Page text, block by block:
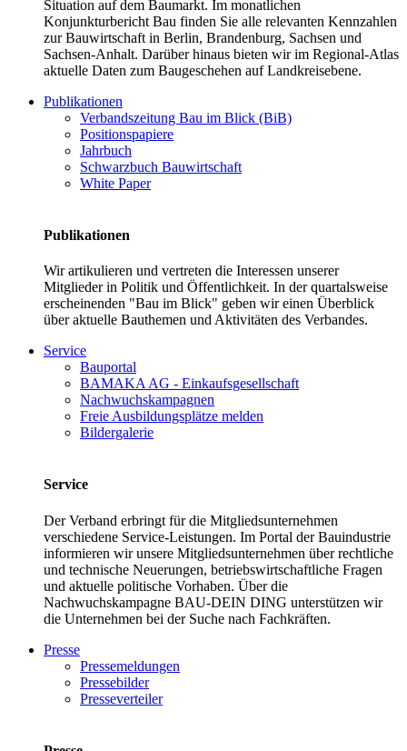
Situation auf dem Baumarkt. Im monatlichen
Konjunkturbericht Bau finden Sie alle relevanten Kennzahlen
zur Bauwirtschaft in Berlin, Brandenburg, Sachsen und
Sachsen-Anhalt. Darüber hinaus bieten wir im Regional-Atlas
aktuelle Daten zum Baugeschehen auf Landkreisebene.
Publikationen
Verbandszeitung Bau im Blick (BiB)
Positionspapiere
Jahrbuch
Schwarzbuch Bauwirtschaft
White Paper
Publikationen
Wir artikulieren und vertreten die Interessen unserer
Mitglieder in Politik und Öffentlichkeit. In der quartalsweise
erscheinenden "Bau im Blick" geben wir einen Überblick
über aktuelle Bauthemen und Aktivitäten des Verbandes.
Service
Bauportal
BAMAKA AG - Einkaufsgesellschaft
Nachwuchskampagnen
Freie Ausbildungsplätze melden
Bildergalerie
Service
Der Verband erbringt für die Mitgliedsunternehmen
verschiedene Service-Leistungen. Im Portal der Bauindustrie
informieren wir unsere Mitgliedsunternehmen über rechtliche
und technische Neuerungen, betriebswirtschaftliche Fragen
und aktuelle politische Vorhaben. Über die
Nachwuchskampagne BAU-DEIN DING unterstützen wir
die Unternehmen bei der Suche nach Fachkräften.
Presse
Pressemeldungen
Pressebilder
Presseverteiler